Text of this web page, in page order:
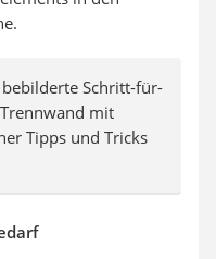
Schritt-für-
mit
Tipps und Tricks